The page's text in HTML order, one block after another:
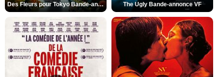
Des Fleurs pour Tokyo Bande-annonce VO STFR The Ugly Bande-annonce VF